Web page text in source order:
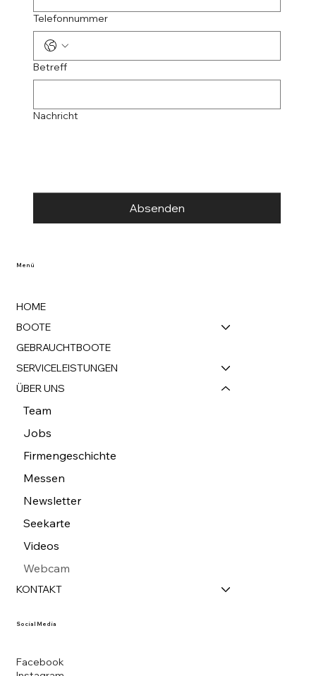
Menü
HOME
BOOTE
GEBRAUCHTBOOTE
SERVICELEISTUNGEN
ÜBER UNS
Team
Jobs
Firmengeschichte
Messen
Newsletter
Seekarte
Videos
Webcam
KONTAKT
Social Media
Facebook
Telefonnummer
Betreff
Nachricht
Absenden